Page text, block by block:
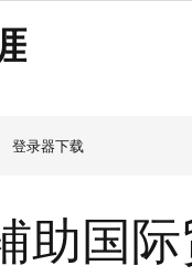
登录器下载
助国